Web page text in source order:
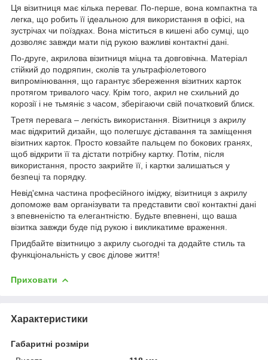
Ця візитниця має кілька переваг. По-перше, вона компактна та
легка, що робить її ідеальною для використання в офісі, на
зустрічах чи поїздках. Вона міститься в кишені або сумці, що
дозволяє завжди мати під рукою важливі контактні дані.
По-друге, акрилова візитниця міцна та довговічна. Матеріал
стійкий до подряпин, сколів та ультрафіолетового
випромінювання, що гарантує збереження візитних карток
протягом тривалого часу. Крім того, акрил не схильний до
корозії і не тьмяніє з часом, зберігаючи свій початковий блиск.
Третя перевага – легкість використання. Візитниця з акрилу
має відкритий дизайн, що полегшує діставання та заміщення
візитних карток. Просто ковзайте пальцем по бокових гранях,
щоб відкрити її та дістати потрібну картку. Потім, після
використання, просто закрийте її, і картки залишаться у
безпеці та порядку.
Невід'ємна частина професійного іміджу, візитниця з акрилу
допоможе вам організувати та представити свої контактні дані
з впевненістю та елегантністю. Будьте впевнені, що ваша
візитка завжди буде під рукою і викликатиме враження.
Придбайте візитницю з акрилу сьогодні та додайте стиль та
функціональність у своє ділове життя!
Приховати
Характеристики
Габаритні розміри